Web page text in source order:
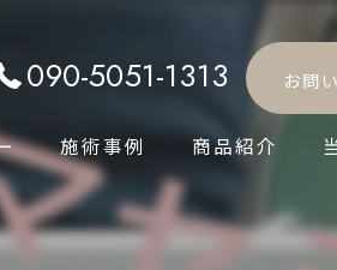
090-5051-1313 お問
施術事例 商品紹介